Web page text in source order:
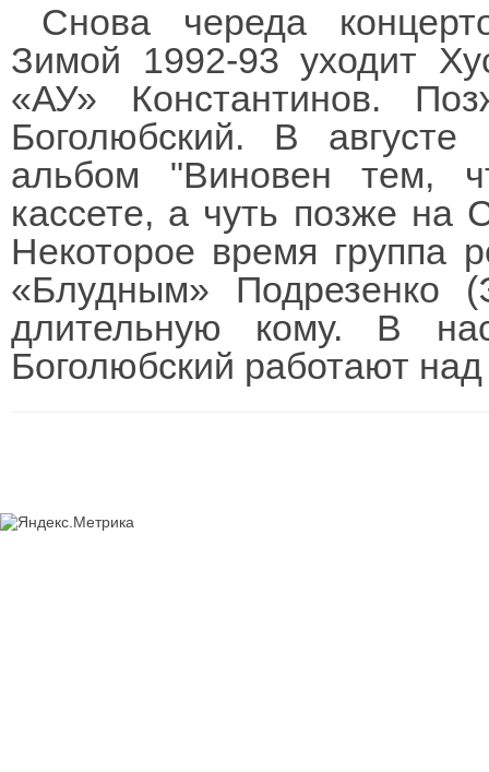
Снова череда
Зимой 1992-93 уходит
«АУ» Константинов.
Боголюбский. В
альбом "Виновен тем,
кассете, а чуть позже на
Некоторое время группа
«Блудным» Подрезенко
длительную кому. В
Боголюбский работают